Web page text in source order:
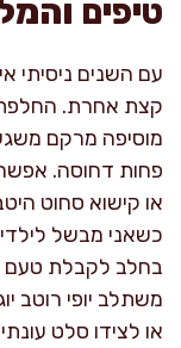
טיפים
עם השנים ניסיתי
קצת אחרת.
מוסיפה מרקם
פחות דחוסה.
או קישוא סחוט
כשאני מבשל
בחלב לקבלת טעם
משתלב יופי רוטב
או לצידו סלט